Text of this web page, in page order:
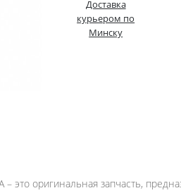
Доставка
курьером по
Минску
это оригинальная запчасть,